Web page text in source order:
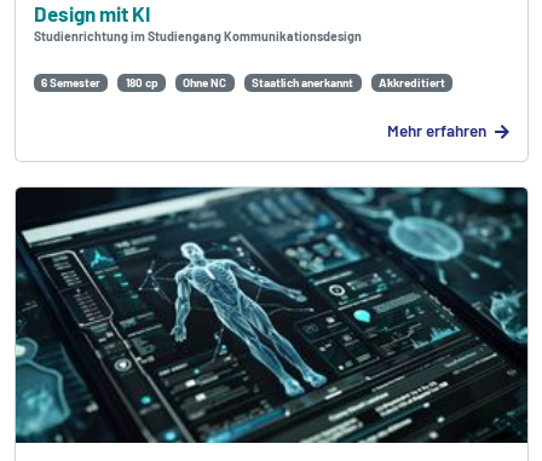
Design mit KI
Studienrichtung im Studiengang Kommunikationsdesign
6 Semester 180 cp Ohne NC Staatlich anerkannt Akkreditiert
Mehr erfahren